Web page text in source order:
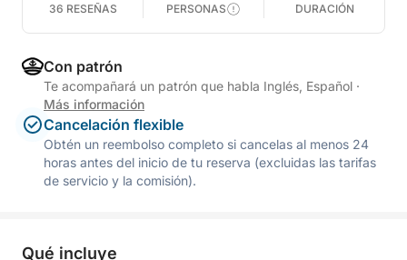
36 RESEÑAS PERSONAS DURACIÓN
Con patrón
Te acompañará un patrón que habla Inglés, Español ·
Más información
Cancelación flexible
Obtén un reembolso completo si cancelas al menos 24
horas antes del inicio de tu reserva (excluidas las tarifas
de servicio y la comisión).
Qué incluye